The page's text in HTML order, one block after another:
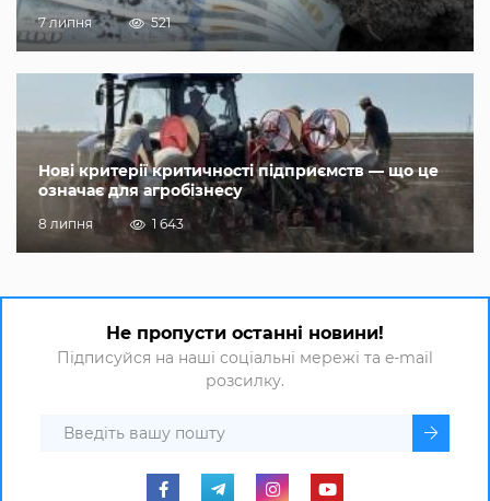
7 липня 521
Нові критерії критичності підприємств — що це
означає для агробізнесу
8 липня 1 643
Не пропусти останні новини!
Підписуйся на наші соціальні мережі та e-mail
розсилку.